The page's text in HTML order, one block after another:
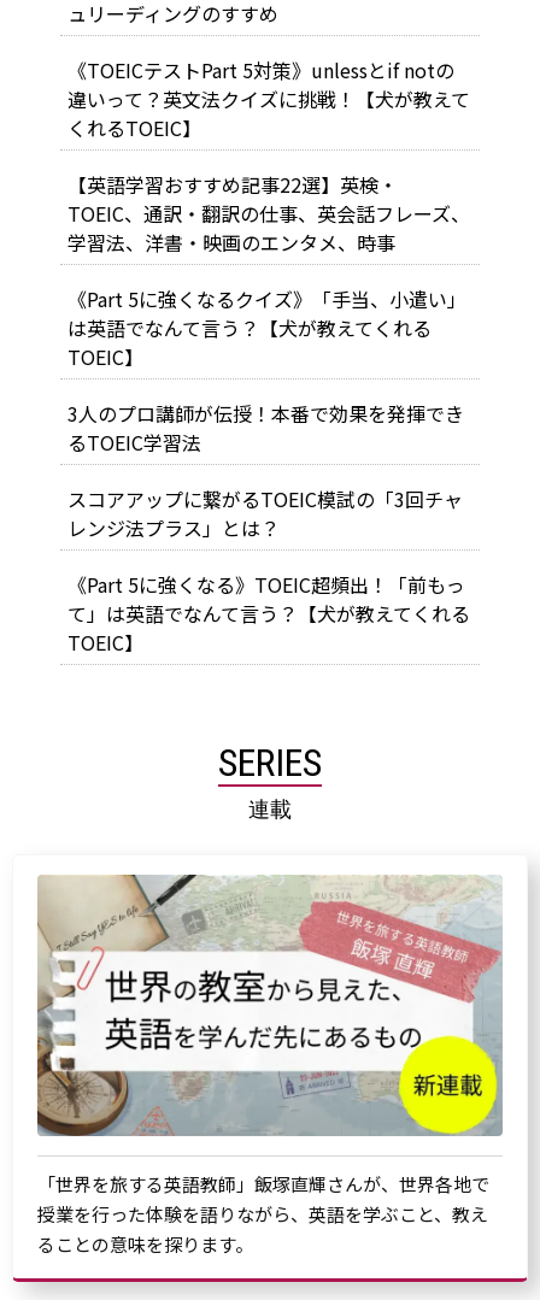
ュリーディングのすすめ
《TOEICテストPart 5対策》unlessとif notの
違いって？英文法クイズに挑戦！【犬が教えて
くれるTOEIC】
【英語学習おすすめ記事22選】英検・
TOEIC、通訳・翻訳の仕事、英会話フレーズ、
学習法、洋書・映画のエンタメ、時事
《Part 5に強くなるクイズ》「手当、小遣い」
は英語でなんて言う？【犬が教えてくれる
TOEIC】
3人のプロ講師が伝授！本番で効果を発揮でき
るTOEIC学習法
スコアアップに繋がるTOEIC模試の「3回チャ
レンジ法プラス」とは？
《Part 5に強くなる》TOEIC超頻出！「前もっ
て」は英語でなんて言う？【犬が教えてくれる
TOEIC】
SERIES
連載
「世界を旅する英語教師」飯塚直輝さんが、世界各地で
授業を行った体験を語りながら、英語を学ぶこと、教え
ることの意味を探ります。